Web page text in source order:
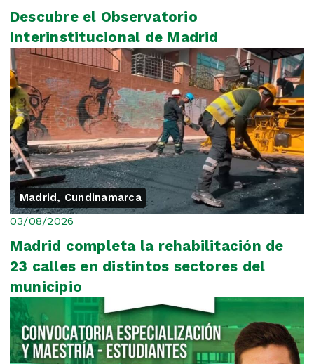
Descubre el Observatorio
Interinstitucional de Madrid
Madrid, Cundinamarca
03/08/2026
Madrid completa la rehabilitación de
23 calles en distintos sectores del
municipio